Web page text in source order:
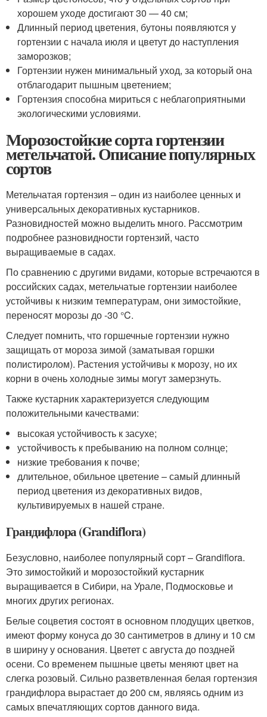
хорошем уходе достигают 30 — 40 см;
Длинный период цветения, бутоны появляются у
гортензии с начала июля и цветут до наступления
заморозков;
Гортензии нужен минимальный уход, за который она
отблагодарит пышным цветением;
Гортензия способна мириться с неблагоприятными
экологическими условиями.
Морозостойкие сорта гортензии
метельчатой. Описание популярных
сортов
Метельчатая гортензия – один из наиболее ценных и
универсальных декоративных кустарников.
Разновидностей можно выделить много. Рассмотрим
подробнее разновидности гортензий, часто
выращиваемые в садах.
По сравнению с другими видами, которые встречаются в
российских садах, метельчатые гортензии наиболее
устойчивы к низким температурам, они зимостойкие,
переносят морозы до -30 °C.
Следует помнить, что горшечные гортензии нужно
защищать от мороза зимой (заматывая горшки
полистиролом). Растения устойчивы к морозу, но их
корни в очень холодные зимы могут замерзнуть.
Также кустарник характеризуется следующим
положительными качествами:
высокая устойчивость к засухе;
устойчивость к пребыванию на полном солнце;
низкие требования к почве;
длительное, обильное цветение – самый длинный
период цветения из декоративных видов,
культивируемых в нашей стране.
Грандифлора (Grandiflora)
Безусловно, наиболее популярный сорт – Grandiflora.
Это зимостойкий и морозостойкий кустарник
выращивается в Сибири, на Урале, Подмосковье и
многих других регионах.
Белые соцветия состоят в основном плодущих цветков,
имеют форму конуса до 30 сантиметров в длину и 10 см
в ширину у основания. Цветет с августа до поздней
осени. Со временем пышные цветы меняют цвет на
слегка розовый. Сильно разветвленная белая гортензия
грандифлора вырастает до 200 см, являясь одним из
самых впечатляющих сортов данного вида.